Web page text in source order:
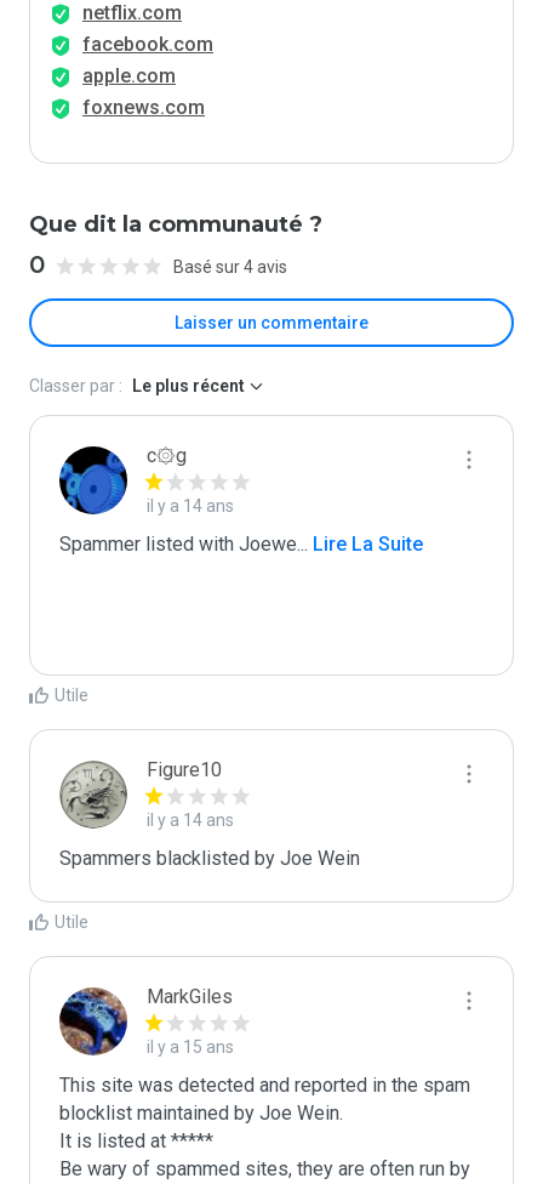
netflix.com
facebook.com
apple.com
foxnews.com
Que dit la communauté ?
0 Basé sur 4 avis
Laisser un commentaire
Classer par : Le plus récent
c۞g
il y a 14 ans
Spammer listed with Joewe... Lire La Suite
Utile
Figure10
il y a 14 ans
Spammers blacklisted by Joe Wein
Utile
MarkGiles
il y a 15 ans
This site was detected and reported in the spam
blocklist maintained by Joe Wein.
It is listed at *****
Be wary of spammed sites, they are often run by